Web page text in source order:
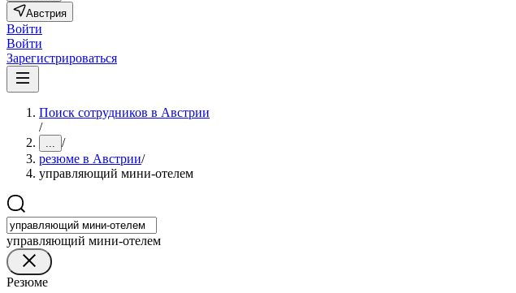
Австрия
Войти
Войти
Зарегистрироваться
Поиск сотрудников в Австрии
/
... /
резюме в Австрии/
управляющий мини-отелем
управляющий мини-отелем
Резюме